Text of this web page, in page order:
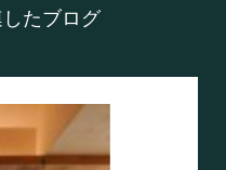
たブログ